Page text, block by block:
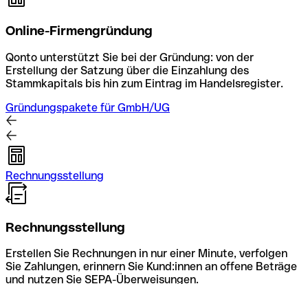
Online-Firmengründung
Qonto unterstützt Sie bei der Gründung: von der
Erstellung der Satzung über die Einzahlung des
Stammkapitals bis hin zum Eintrag im Handelsregister.
Gründungspakete für GmbH/UG
Rechnungsstellung
Rechnungsstellung
Erstellen Sie Rechnungen in nur einer Minute, verfolgen
Sie Zahlungen, erinnern Sie Kund:innen an offene Beträge
und nutzen Sie SEPA-Überweisungen.